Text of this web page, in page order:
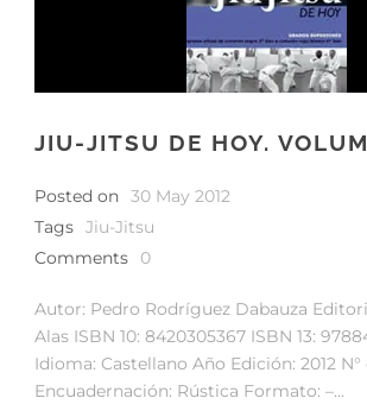
JIU-JITSU DE HOY.
Posted on 30 May 2012
Tags Jiu-Jitsu
Comments
0
Autor: Pedro Rodríguez Dabauza
Alas ISBN 10: 8420305367 ISBN 13:
Idioma: Castellano Año Edición: 2012 N°
Encuadernación: Rústica Formato: –...